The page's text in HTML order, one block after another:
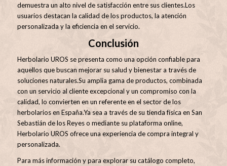
demuestra un alto nivel de satisfacción entre sus clientes.Los
usuarios destacan la calidad de los productos, la atención
personalizada y la eficiencia en el servicio.
Conclusión
Herbolario UROS se presenta como una opción confiable para
aquellos que buscan mejorar su salud y bienestar a través de
soluciones naturales.Su amplia gama de productos, combinada
con un servicio al cliente excepcional y un compromiso con la
calidad, lo convierten en un referente en el sector de los
herbolarios en España.Ya sea a través de su tienda física en San
Sebastián de los Reyes o mediante su plataforma online,
Herbolario UROS ofrece una experiencia de compra integral y
personalizada.
Para más información y para explorar su catálogo completo,